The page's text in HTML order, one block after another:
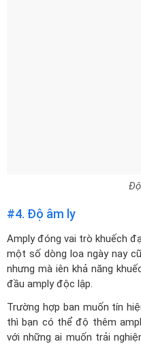
#4. Độ âm ly
Amply đóng vai trò khuếch
một số dòng loa ngày nay
nhưng mà iên khả năng
đầu amply độc lập.
Trường hợp ban muốn tín
thì bạn có thể độ thêm
với những ai muốn trải